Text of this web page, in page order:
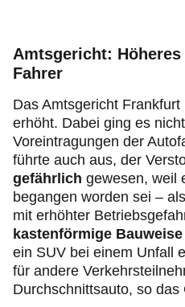
Amtsgericht: Höheres
Fahrer
Das Amtsgericht
erhöht. Dabei ging es
Voreintragungen der
führte auch aus, der
gefährlich gewesen, weil
begangen worden sei –
mit erhöhter
kastenförmige Bauweise
ein SUV bei einem Unfall
für andere
Durchschnittsauto, so das